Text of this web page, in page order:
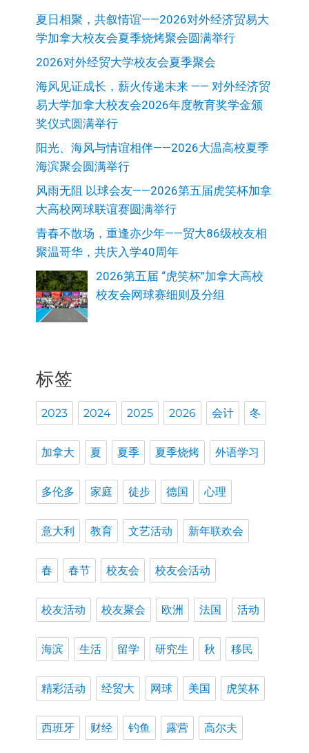
夏日相聚，共叙情谊——2026对外经济贸易大
学加拿大校友会夏季烧烤聚会圆满举行
2026对外经贸大学校友会夏季聚会
海风见证成长，薪火传递未来 —— 对外经济贸
易大学加拿大校友会2026年度教育奖学金颁
奖仪式圆满举行
阳光、海风与情谊相伴——2026大温高校夏季
海滨聚会圆满举行
风雨无阻 以球会友——2026第五届虎笑杯加拿
大高校网球联谊赛圆满举行
青春不散场，重逢亦少年——贸大86级校友相
聚温哥华，共庆入学40周年
2026第五届 “虎笑杯”加拿大高校
校友会网球赛细则及分组
标签
2023 2024 2025 2026 会计 冬
加拿大 夏 夏季 夏季烧烤 外语学习
多伦多 家庭 徒步 德国 心理
意大利 教育 文艺活动 新年联欢会
春 春节 校友会 校友会活动
校友活动 校友聚会 欧洲 法国 活动
海滨 生活 留学 研究生 秋 移民
精彩活动 经贸大 网球 美国 虎笑杯
西班牙 财经 钓鱼 露营 高尔夫